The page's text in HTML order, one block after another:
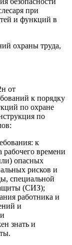
при
и функций в
охраны труда,
от
к порядку
по охране
по
к
времени
опасных
рисков и
специальной
(СИЗ);
работника и
и
знать и